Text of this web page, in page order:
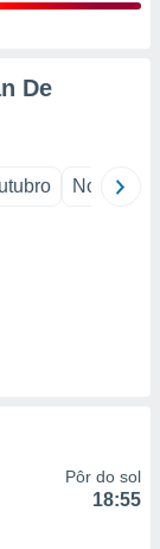
De
Novembro
Pôr do sol
18:55